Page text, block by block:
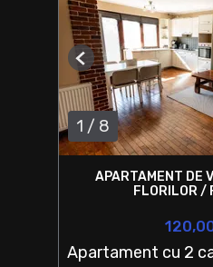
1 / 8
Previous
APARTAMENT DE
FLORILOR /
Apartament cu 2